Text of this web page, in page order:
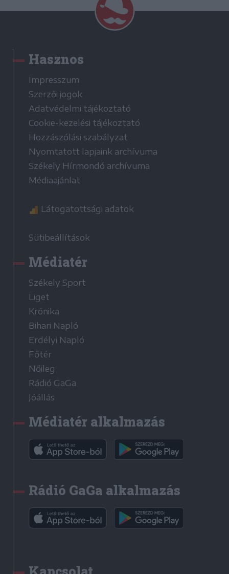
Hasznos
Impresszum
Szerzői jogok
Adatvédelmi tájékoztató
Cookie-kezelési tájékoztató
Hozzászólási szabályzat
Nyomtatott lapjaink archívuma
Székely Hírmondó archívuma
Médiaajánlat
Látogatottsági adatok
Sütibeállítások
Médiatér
Székely Sport
Liget
Krónika
Bihari Napló
Erdélyi Napló
Főtér
Nőileg
Rádió GaGa
Jóállás
Médiatér alkalmazás
Rádió GaGa alkalmazás